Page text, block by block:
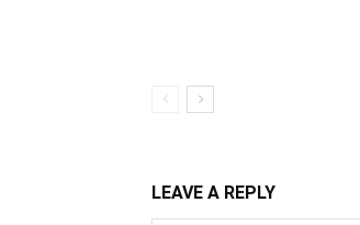
LEAVE A REPLY